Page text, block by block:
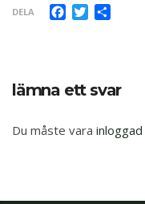
DELA Facebook
Twitter
lämna ett svar
Du måste vara inloggad